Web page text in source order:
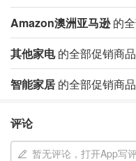
Amazon澳洲亚马逊的
其他家电的全部促销商品
智能家居 的全部促销商品
评论
暂无评论，打开App写